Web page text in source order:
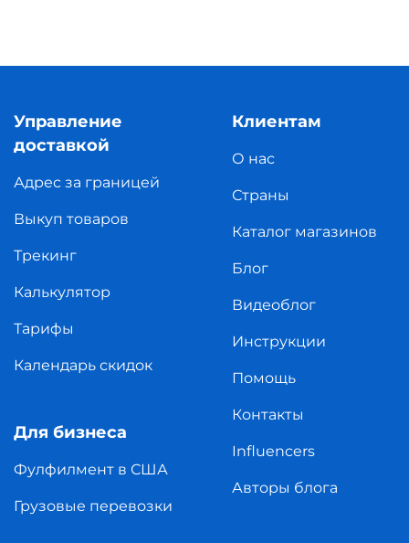
Управление
доставкой
Адрес за границей
Выкуп товаров
Трекинг
Калькулятор
Тарифы
Календарь скидок
Для бизнеса
Фулфилмент в США
Грузовые перевозки
Клиентам
О нас
Страны
Каталог магазинов
Блог
Видеоблог
Инструкции
Помощь
Контакты
Influencers
Авторы блога